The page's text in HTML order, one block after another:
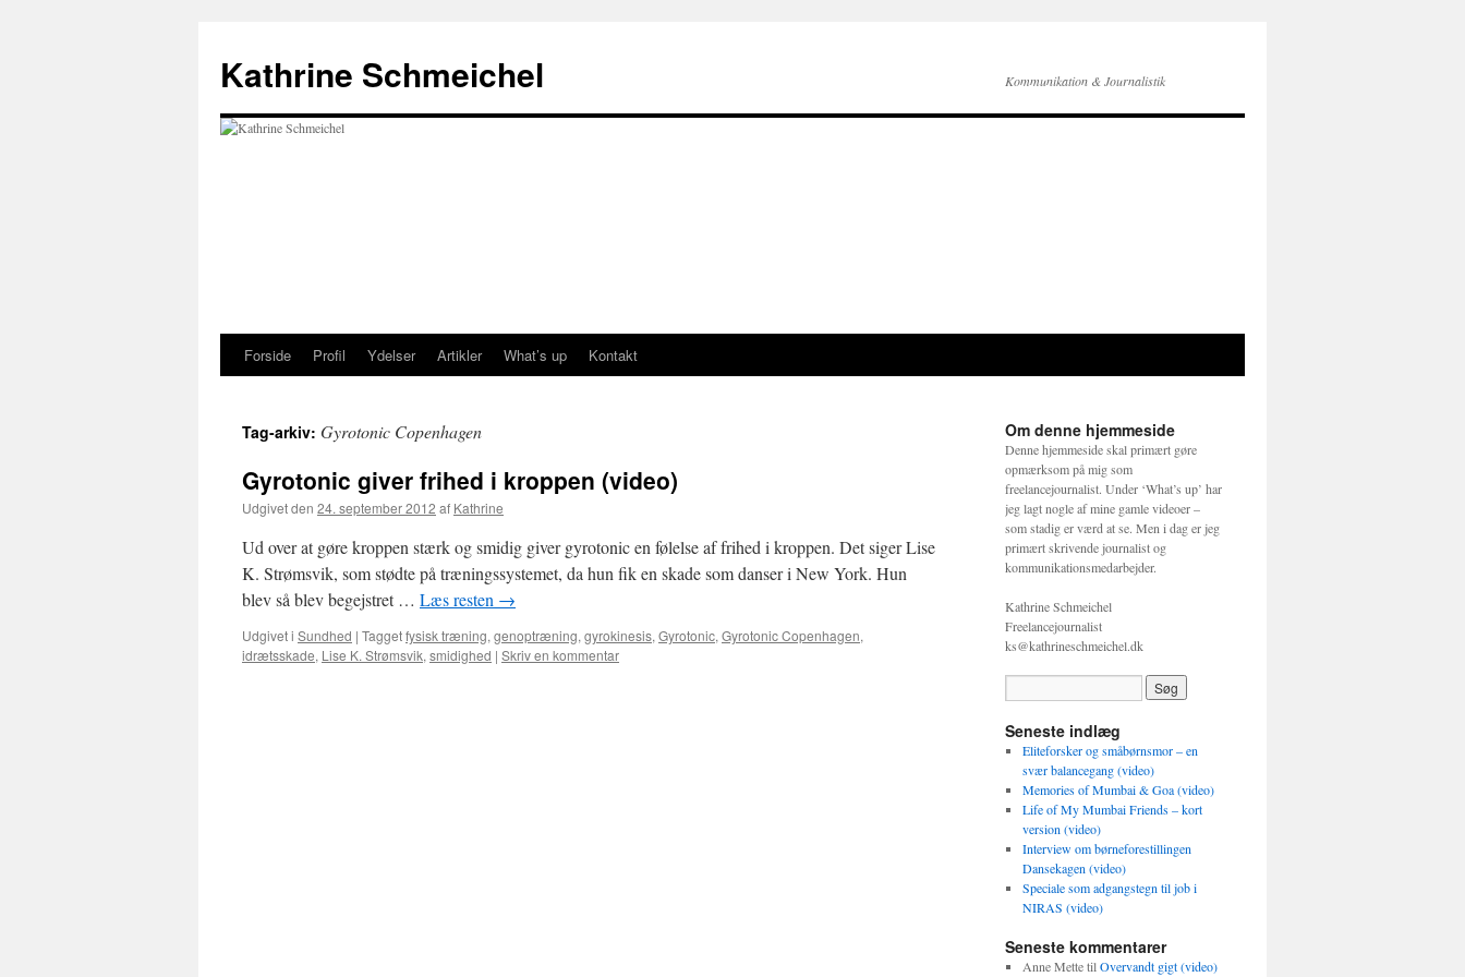
indhold
Kathrine Schmeichel Kommunikation & Journalistik
Forside Profil Ydelser Artikler What’s up Kontakt
Tag-arkiv: Gyrotonic Copenhagen
Gyrotonic giver frihed i kroppen (video)
Udgivet den 24. september 2012 af Kathrine
Ud over at gøre kroppen stærk og smidig giver gyrotonic en følelse af frihed i kroppen. Det siger Lise
K. Strømsvik, som stødte på træningssystemet, da hun fik en skade som danser i New York. Hun
blev så blev begejstret … Læs resten →
Udgivet i Sundhed | Taggetfysisk træning, genoptræning, gyrokinesis, Gyrotonic, Gyrotonic Copenhagen,
idrætsskade, Lise K. Strømsvik, smidighed | Skriv en kommentar
Om denne hjemmeside
Denne hjemmeside skal primært gøre
opmærksom på mig som
freelancejournalist. Under ‘What’s up’ har
jeg lagt nogle af mine gamle videoer –
som stadig er værd at se. Men i dag er jeg
primært skrivende journalist og
kommunikationsmedarbejder.
Kathrine Schmeichel
Freelancejournalist
ks@kathrineschmeichel.dk
Seneste indlæg
Eliteforsker og småbørnsmor – en
svær balancegang (video)
Memories of Mumbai & Goa (video)
Life of My Mumbai Friends – kort
version (video)
Interview om børneforestillingen
Dansekagen (video)
Speciale som adgangstegn til job i
NIRAS (video)
Seneste kommentarer
Anne MettetilOvervandt gigt (video)